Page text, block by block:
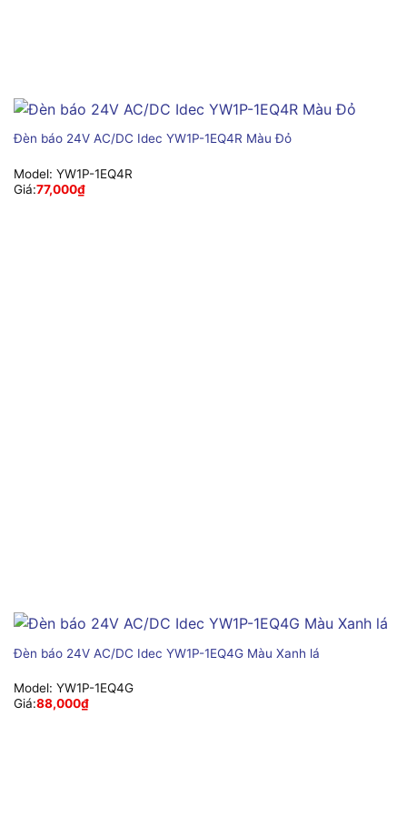
Đèn báo 24V AC/DC Idec YW1P-1EQ4R Màu Đỏ
Model: YW1P-1EQ4R
Giá:77,000₫
Đèn báo 24V AC/DC Idec YW1P-1EQ4G Màu Xanh lá
Model: YW1P-1EQ4G
Giá:88,000₫